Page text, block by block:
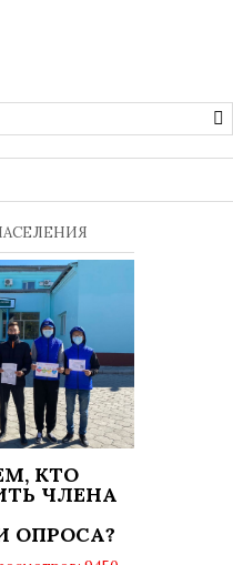
КТО
ЧЛЕНА
ОПРОСА?